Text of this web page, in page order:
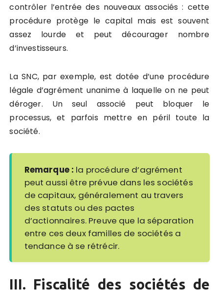
contrôler l’entrée des nouveaux associés : cette
procédure protège le capital mais est souvent
assez lourde et peut décourager nombre
d’investisseurs.
La SNC, par exemple, est dotée d’une procédure
légale d’agrément unanime à laquelle on ne peut
déroger. Un seul associé peut bloquer le
processus, et parfois mettre en péril toute la
société.
Remarque : la procédure d’agrément
peut aussi être prévue dans les sociétés
de capitaux, généralement au travers
des statuts ou des pactes
d’actionnaires. Preuve que la séparation
entre ces deux familles de sociétés a
tendance à se rétrécir.
III. Fiscalité des sociétés de